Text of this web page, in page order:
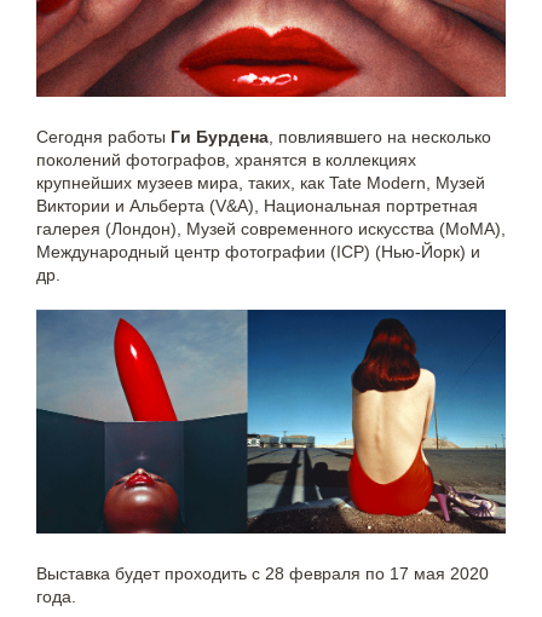
Сегодня работы Ги Бурдена , повлиявшего на несколько
поколений фотографов, хранятся в коллекциях
крупнейших музеев мира, таких, как Tate Modern, Музей
Виктории и Альберта (V&A), Национальная портретная
галерея (Лондон), Музей современного искусства (MoMA),
Международный центр фотографии (ICP) (Нью-Йорк) и
др.
Выставка будет проходить с 28 февраля по 17 мая 2020
года.